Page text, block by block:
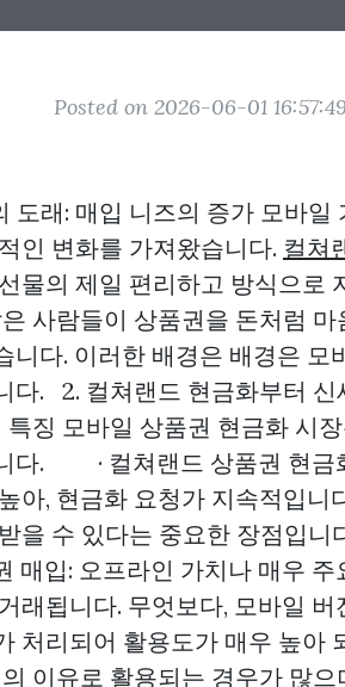
Posted on 2026-06-01 16:57:49
도래: 매입 니즈의 증가 모바
인 변화를 가져왔습니다. 컬쳐
물의 제일 편리하고 방식으로
사람들이 상품권을 돈처럼
니다. 이러한 배경은 배경은 모
다. 2. 컬쳐랜드 현금화부터
특징 모바일 상품권 현금화 시
다. · 컬쳐랜드 상품권 현금
아, 현금화 요청가 지속적입니
을 수 있다는 중요한 장점입
매입: 오프라인 가치나 매우
래됩니다. 무엇보다, 모바일
처리되어 활용도가 매우 높
이유로 활용되는 경우가 많